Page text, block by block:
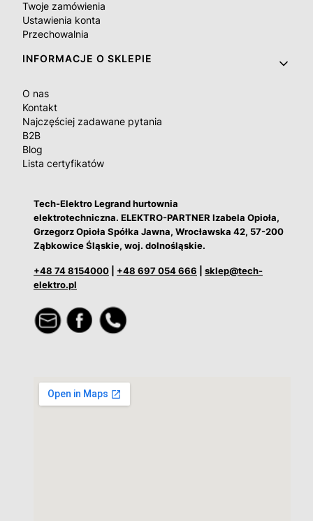
Twoje zamówienia
Ustawienia konta
Przechowalnia
INFORMACJE O SKLEPIE
O nas
Kontakt
Najczęściej zadawane pytania
B2B
Blog
Lista certyfikatów
Tech-Elektro Legrand hurtownia
elektrotechniczna. ELEKTRO-PARTNER Izabela Opioła,
Grzegorz Opioła Spółka Jawna, Wrocławska 42, 57-200
Ząbkowice Śląskie, woj. dolnośląskie.
+48 74 8154000 +48 697 054 666
sklep@tech-
elektro.pl